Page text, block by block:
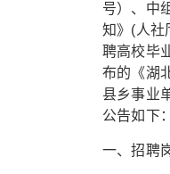
号）、中
知》(人社
聘高校毕
布的《湖
县乡事业
公告如下：
一、招聘